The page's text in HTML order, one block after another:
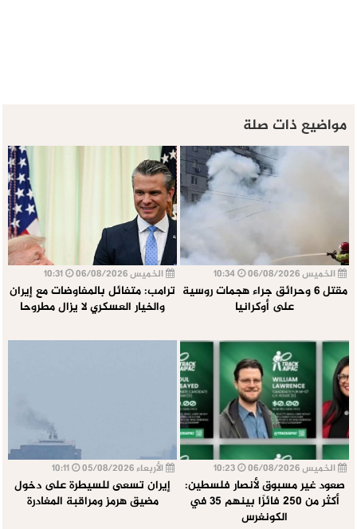
مواضيع ذات صلة
الخميس 06/08/2026
مقتل 6 وحرائق جراء هجمات روسية
على أوكرانيا
الخميس 06/08/2026
ترامب: متفائل بالمفاوضات مع إيران
والخيار العسكري لا يزال مطروحا
الخميس 06/08/2026
صعود غير مسبوق لأنصار فلسطين:
أكثر من 250 فائزًا بينهم 35 في
الكونغرس
الأربعاء 05/08/2026
إيران تسعى للسيطرة على دخول
مضيق هرمز ومراقبة المغادرة